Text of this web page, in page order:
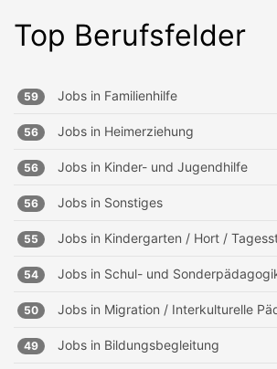
Top Berufsfelder
59 Jobs in Familienhilfe
56 Jobs in Heimerziehung
56 Jobs in Kinder- und Jugendhilfe
56 Jobs in Sonstiges
55 Jobs in Kindergarten / Hort /
54 Jobs in Schul- und
50 Jobs in Migration / Interkulturelle
49 Jobs in Bildungsbegleitung